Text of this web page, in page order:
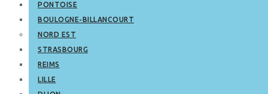
PONTOISE
BOULOGNE-BILLANCOURT
NORD EST
STRASBOURG
REIMS
LILLE